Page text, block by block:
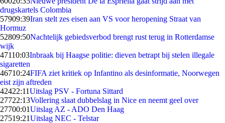
drugskartels Colombia
57909:39Iran stelt zes eisen aan VS voor heropening Straat van
Hormuz
52809:50Nachtelijk gebiedsverbod brengt rust terug in Rotterdamse
wijk
47110:03Inbraak bij Haagse politie: dieven betrapt bij stelen illegale
sigaretten
46710:24FIFA ziet kritiek op Infantino als desinformatie, Noorwegen
eist zijn aftreden
42422:11Uitslag PSV - Fortuna Sittard
27722:13Vollering slaat dubbelslag in Nice en neemt geel over
27700:01Uitslag AZ - ADO Den Haag
27519:21Uitslag NEC - Telstar